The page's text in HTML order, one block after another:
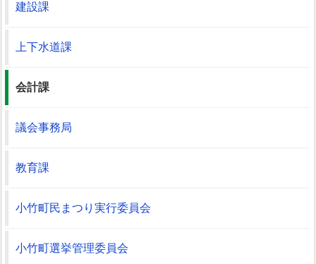
建設課
上下水道課
会計課
議会事務局
教育課
小竹町民まつり実行委員会
小竹町選挙管理委員会